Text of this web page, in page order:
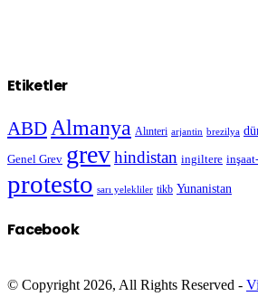
Etiketler
ABD Almanya Alınteri arjantin brezilya
Genel Grev grevhindistan ingiltere
protesto sarı yelekliler tikb Yunanistan
Facebook
© Copyright 2026, All Rights Reserved -